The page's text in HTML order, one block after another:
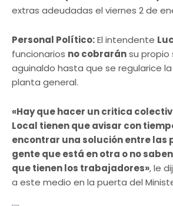
extras adeudadas el viernes 2 de
Personal Político:El intendente
funcionarios no cobraránsu propio
aguinaldo hasta que se regularice
planta general.
«Hay que hacer un critica
Local tienen que avisar con
encontrar una solución entre las
gente que está en otra o no
que tienen los trabajadores», le
a este medio en la puerta del